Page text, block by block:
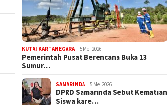
KUTAI KARTANEGARA 5 Mei 2026
Pemerintah Pusat Berencana Buka 13
Sumur…
SAMARINDA 5 Mei 2026
DPRD Samarinda Sebut Kematian
Siswa kare…